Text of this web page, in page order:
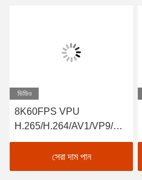
ভিডিও
8K60FPS VPU
H.265/H.264/AV1/VP9/AV
S2 সহ LPA3588 ইন্ডাস্ট্রিয়াল
সেরা দাম পান